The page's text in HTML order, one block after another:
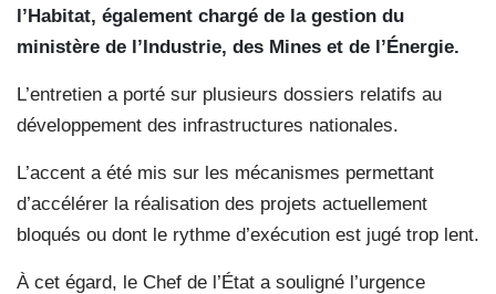
l’Habitat, également chargé de la gestion du
ministère de l’Industrie, des Mines et de l’Énergie.
L’entretien a porté sur plusieurs dossiers relatifs au
développement des infrastructures nationales.
L’accent a été mis sur les mécanismes permettant
d’accélérer la réalisation des projets actuellement
bloqués ou dont le rythme d’exécution est jugé trop lent.
À cet égard, le Chef de l’État a souligné l’urgence